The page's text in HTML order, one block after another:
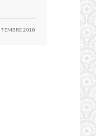
2018